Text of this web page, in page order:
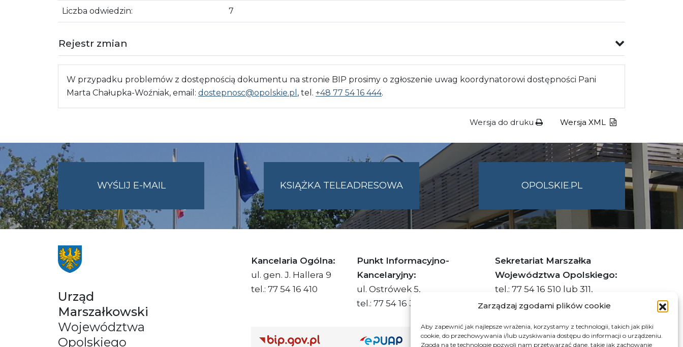
Zarządzaj zgodami plików cookie
Aby zapewnić jak najlepsze wrażenia, korzystamy z technologii, takich jak pliki
cookie, do przechowywania i/lub uzyskiwania dostępu do informacji o urządzeniu.
Zgoda na te technologie pozwoli nam przetwarzać dane, takie jak zachowanie
Liczba odwiedzin: 7
Rejestr zmian
W przypadku problemów z dostępnością dokumentu na stronie BIP prosimy o zgłoszenie uwag koordynatorowi dostępności Pani
Marta Chałupka-Woźniak, email: dostepnosc@opolskie.pl , tel. +48 77 54 16 444.
Wersja do druku Wersja XML
WYŚLIJ E-MAILNA
UMWO@OPOLSKIE.PL
KSIĄŻKA TELEADRESOWA OPOLSKIE.PL
Urząd
Marszałkowski
Województwa
Opolskiego
Kancelaria Ogólna:
ul. gen. J. Hallera 9
tel.: 77 54 16 410
Punkt Informacyjno-
Kancelaryjny:
ul. Ostrówek 5,
tel.: 77 54 16 332
Sekretariat Marszałka
Województwa Opolskiego:
tel.: 77 54 16 510 lub 311,
faks: 77 54 16 512
Adres ePUAP Urzędu: /q877fxtk55/SkrytkaESP